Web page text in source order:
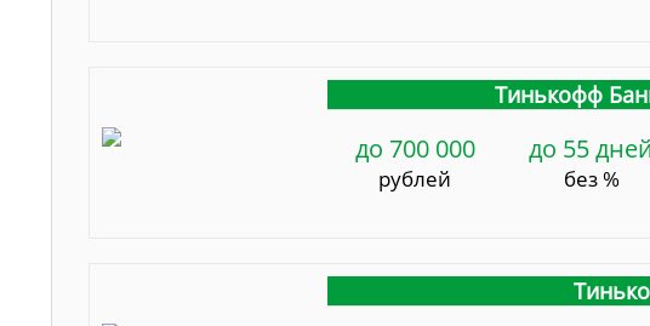
Тинькофф
до 700 000
рублей
до 55 дней
без %